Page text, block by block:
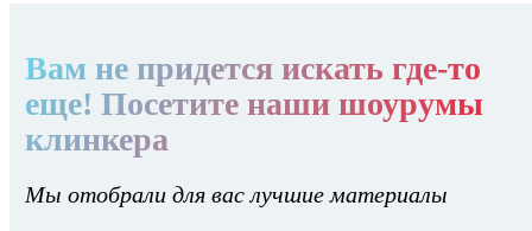
Вам не придется искать где-то
еще! Посетите наши шоурумы
клинкера
Мы отобрали для вас лучшие материалы